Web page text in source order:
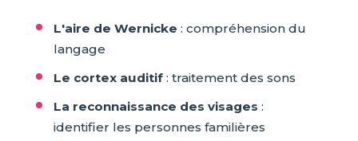
L'aire de Wernicke : compréhension du
langage
Le cortex auditif: traitement des sons
La reconnaissance des visages :
identifier les personnes familières